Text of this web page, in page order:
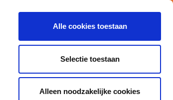
Alle cookies toestaan
Selectie toestaan
Alleen noodzakelijke cookies
Nieuws MY ATALIAN